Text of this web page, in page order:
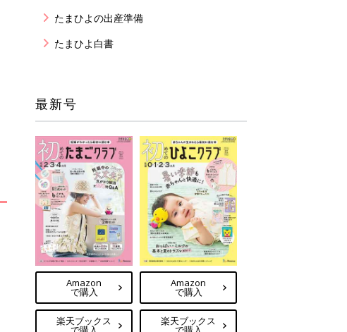
たまひよの出産準備
たまひよ白書
最新号
Amazon
で購入
楽天ブックス
Amazon
で購入
楽天ブックス